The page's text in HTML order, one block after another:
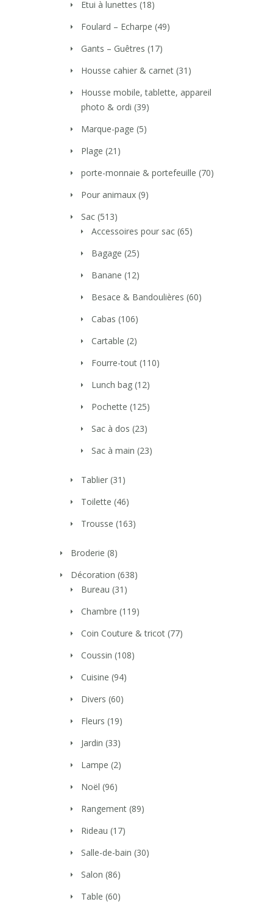
Etui à lunettes (18)
Foulard – Echarpe (49)
Gants – Guêtres (17)
Housse cahier & carnet (31)
Housse mobile, tablette, appareil
photo & ordi (39)
Marque-page (5)
Plage (21)
porte-monnaie & portefeuille (70)
Pour animaux (9)
Sac (513)
Accessoires pour sac (65)
Bagage (25)
Banane (12)
Besace & Bandoulières (60)
Cabas (106)
Cartable (2)
Fourre-tout (110)
Lunch bag (12)
Pochette (125)
Sac à dos (23)
Sac à main (23)
Tablier (31)
Toilette (46)
Trousse (163)
Broderie (8)
Décoration (638)
Bureau (31)
Chambre (119)
Coin Couture & tricot (77)
Coussin (108)
Cuisine (94)
Divers (60)
Fleurs (19)
Jardin (33)
Lampe (2)
Noël (96)
Rangement (89)
Rideau (17)
Salle-de-bain (30)
Salon (86)
Table (60)